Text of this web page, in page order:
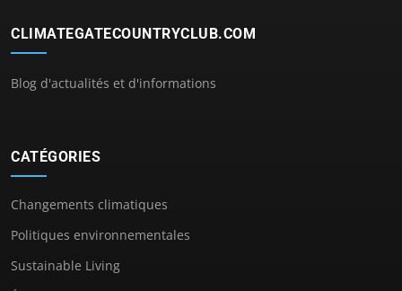
CLIMATEGATECOUNTRYCLUB.COM
Blog d'actualités et d'informations
CATÉGORIES
Changements climatiques
Politiques environnementales
Sustainable Living